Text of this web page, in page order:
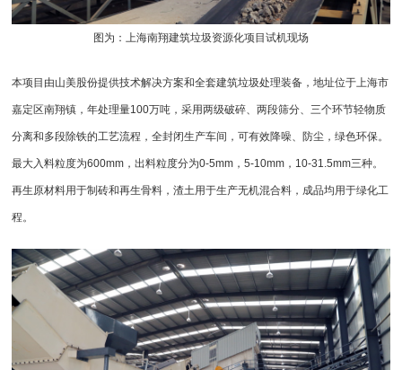
图为：上海南翔建筑垃圾资源化项目试机现场
本项目由山美股份提供技术解决方案和全套建筑垃圾处理装备，地址位于上海市
嘉定区南翔镇，年处理量100万吨，采用两级破碎、两段筛分、三个环节轻物质
分离和多段除铁的工艺流程，全封闭生产车间，可有效降噪、防尘，绿色环保。
最大入料粒度为600mm，出料粒度分为0-5mm，5-10mm，10-31.5mm三种。
再生原材料用于制砖和再生骨料，渣土用于生产无机混合料，成品均用于绿化工
程。